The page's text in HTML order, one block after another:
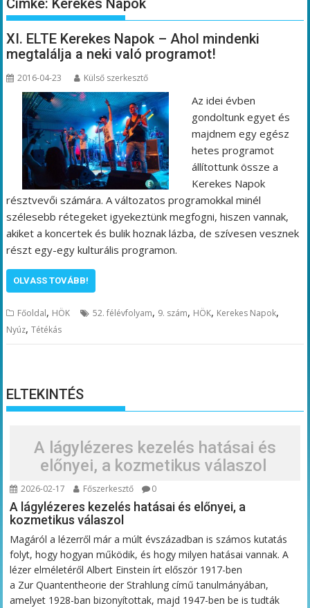
Címke: Kerekes Napok
XI. ELTE Kerekes Napok – Ahol mindenki
megtalálja a neki való programot!
2016-04-23 Külső szerkesztő
Az idei évben
gondoltunk egyet és
majdnem egy egész
hetes programot
állítottunk össze a
Kerekes Napok
résztvevői számára. A változatos programokkal minél
szélesebb rétegeket igyekeztünk megfogni, hiszen vannak,
akiket a koncertek és bulik hoznak lázba, de szívesen vesznek
részt egy-egy kulturális programon.
OLVASS TOVÁBB!
Főoldal, HÖK 52. félévfolyam, 9. szám, HÖK, Kerekes Napok,
Nyúz,Tétékás
ELTEKINTÉS
A lágylézeres kezelés hatásai és
előnyei, a kozmetikus válaszol
2026-02-17 Főszerkesztő 0
A lágylézeres kezelés hatásai és előnyei, a
kozmetikus válaszol
Magáról a lézerről már a múlt évszázadban is számos kutatás
folyt, hogy hogyan működik, és hogy milyen hatásai vannak. A
lézer elméletéről Albert Einstein írt először 1917-ben
a Zur Quantentheorie der Strahlung című tanulmányában,
amelyet 1928-ban bizonyítottak, majd 1947-ben be is tudták